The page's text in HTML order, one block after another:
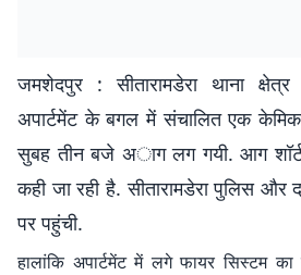
जमशेदपुर : सीतारामडेरा थाना
अपार्टमेंट के बगल में संचालित एक
सुबह तीन बजे अाग लग गयी. आग
कही जा रही है. सीतारामडेरा पुलिस और
पर पहुंची.
हालांकि अपार्टमेंट में लगे फायर सिस्टम